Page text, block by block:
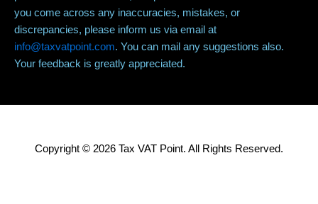
you come across any inaccuracies, mistakes, or
discrepancies, please inform us via email at
info@taxvatpoint.com. You can mail any suggestions also.
Your feedback is greatly appreciated.
Copyright © 2026 Tax VAT Point. All Rights Reserved.